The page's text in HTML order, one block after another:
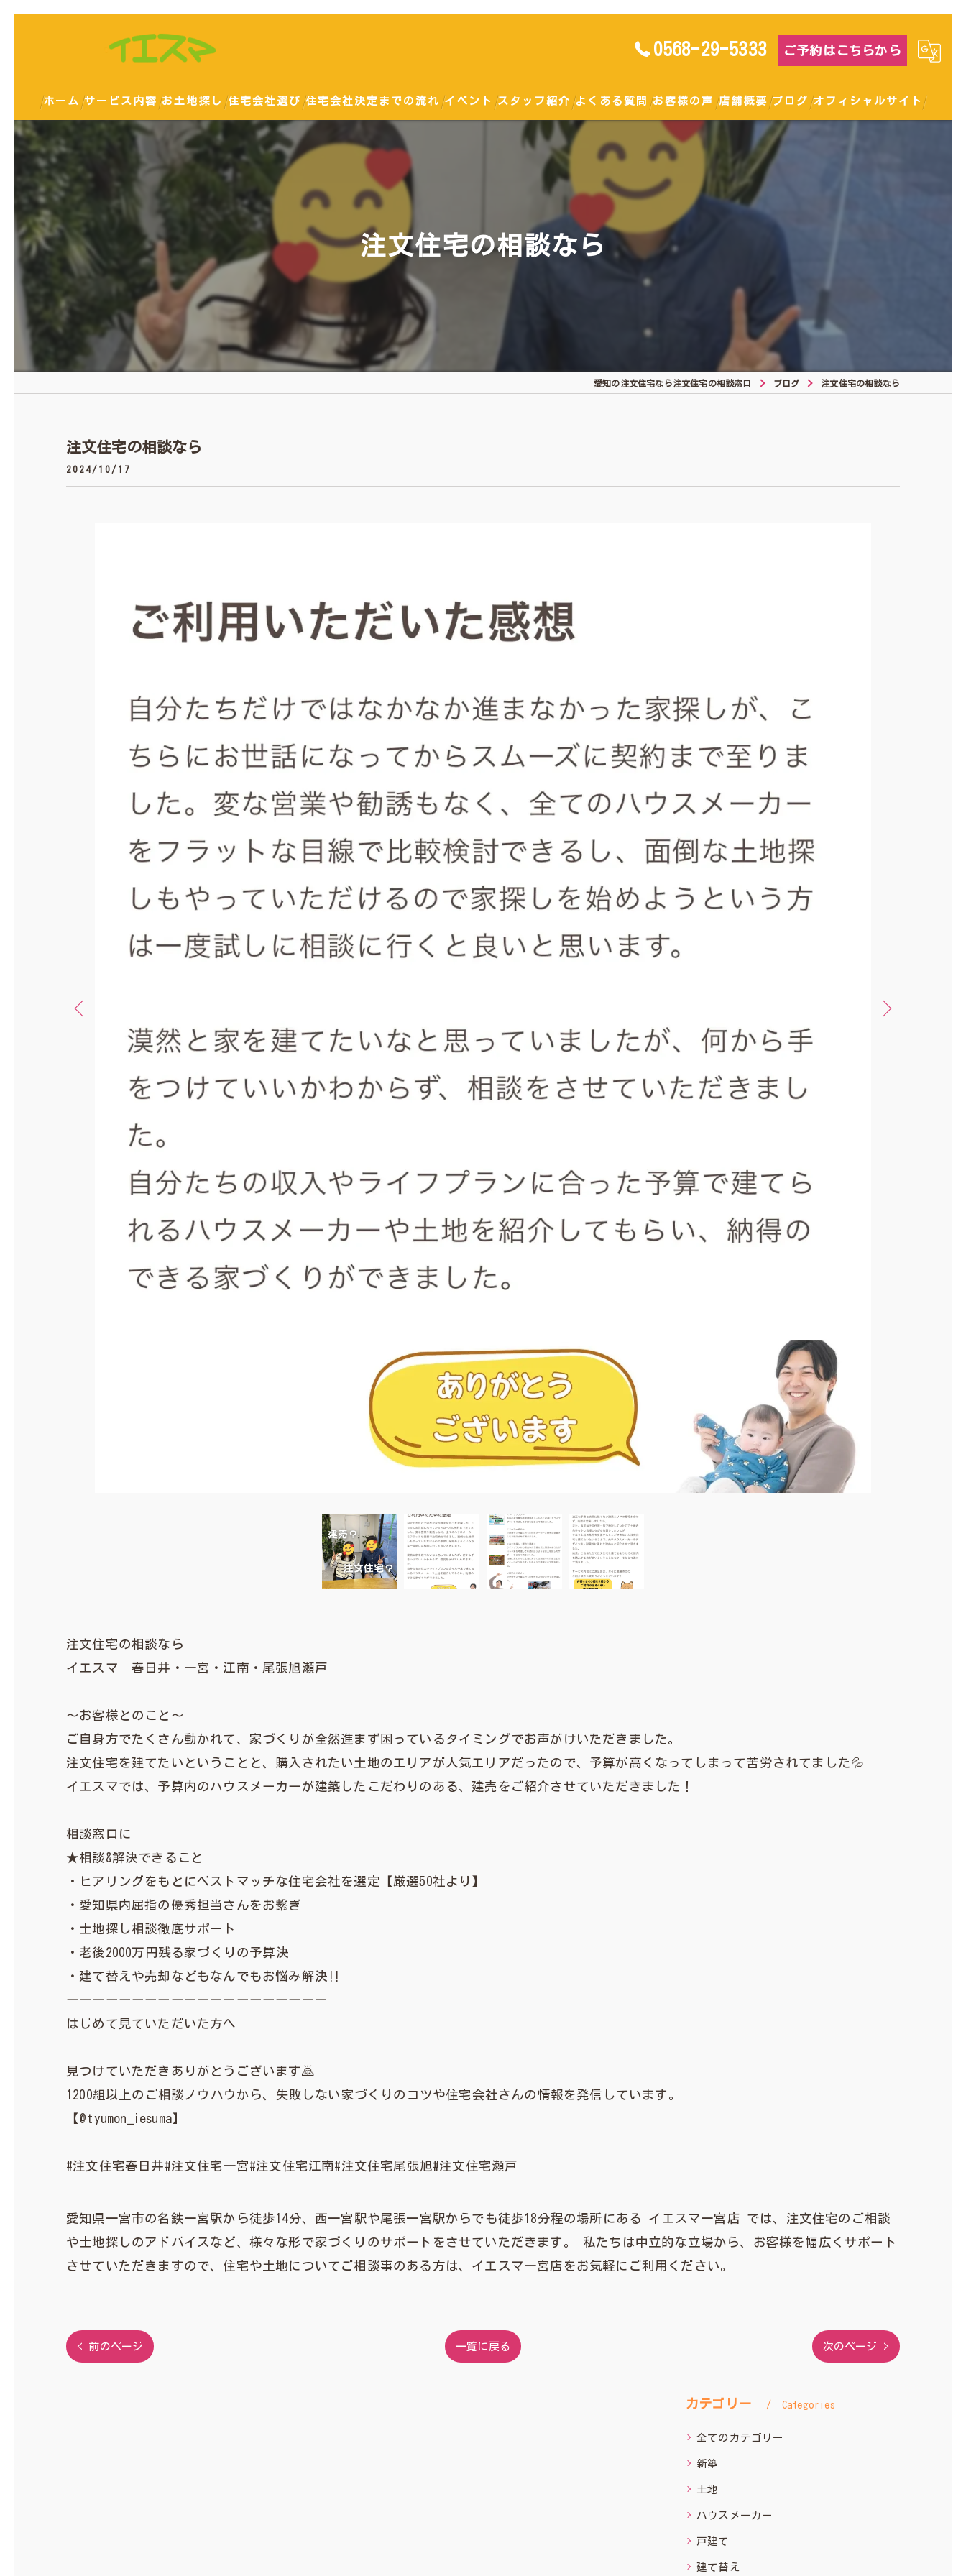
0568-29-5333 ご予約はこちらから
ホーム サービス内容 お土地探し 住宅会社選び 住宅会社決定までの流れ イベント
戸建て
スタッフ紹介 よくある質問 お客様の声 店舗概要 ブログ オフィシャルサイト
注文住宅の相談なら
愛知の注文住宅なら注文住宅の相談窓口 ブログ 注文住宅の相談なら
注文住宅の相談なら
2024/10/17
注文住宅の相談なら
イエスマ 春日井・一宮・江南・尾張旭瀬戸
〜お客様とのこと〜
ご自身方でたくさん動かれて、家づくりが全然進まず困っているタイミングでお声がけいただきました。
注文住宅を建てたいということと、購入されたい土地のエリアが人気エリアだったので、予算が高くなってしまって苦労されてました💦
イエスマでは、予算内のハウスメーカーが建築したこだわりのある、建売をご紹介させていただきました！
相談窓口に
★相談&解決できること
・ヒアリングをもとにベストマッチな住宅会社を選定【厳選50社より】
・愛知県内屈指の優秀担当さんをお繋ぎ
・土地探し相談徹底サポート
・老後2000万円残る家づくりの予算決
・建て替えや売却などもなんでもお悩み解決‼︎
ーーーーーーーーーーーーーーーーーーーー
はじめて見ていただいた方へ
見つけていただきありがとうございます🙇
1200組以上のご相談ノウハウから、失敗しない家づくりのコツや住宅会社さんの情報を発信しています。
【@tyumon_iesuma】
#注文住宅春日井#注文住宅一宮#注文住宅江南#注文住宅尾張旭#注文住宅瀬戸
愛知県一宮市の名鉄一宮駅から徒歩14分、西一宮駅や尾張一宮駅からでも徒歩18分程の場所にある イエスマ一宮店 では、注文住宅のご相談
や土地探しのアドバイスなど、様々な形で家づくりのサポートをさせていただきます。 私たちは中立的な立場から、お客様を幅広くサポート
させていただきますので、住宅や土地についてご相談事のある方は、イエスマ一宮店をお気軽にご利用ください。
< 前のページ 一覧に戻る 次のページ >
カテゴリー Categories
全てのカテゴリー
新築
土地
ハウスメーカー
戸建て
建て替え